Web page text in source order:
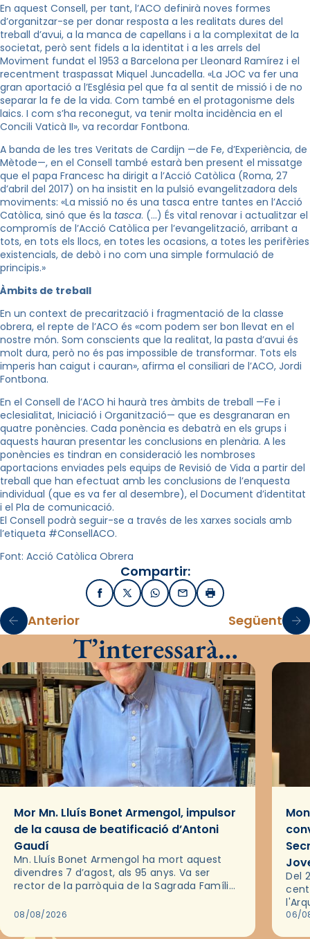
En aquest Consell, per tant, l’ACO definirà noves formes
d’organitzar-se per donar resposta a les realitats dures del
treball d’avui, a la manca de capellans i a la complexitat de la
societat, però sent fidels a la identitat i a les arrels del
Moviment fundat el 1953 a Barcelona per Lleonard Ramírez i el
recentment traspassat Miquel Juncadella. «La JOC va fer una
gran aportació a l’Església pel que fa al sentit de missió i de no
separar la fe de la vida. Com també en el protagonisme dels
laics. I com s’ha reconegut, va tenir molta incidència en el
Concili Vaticà II», va recordar Fontbona.
A banda de les tres Veritats de Cardijn —de Fe, d’Experiència, de
Mètode—, en el Consell també estarà ben present el missatge
que el papa Francesc ha dirigit a l’Acció Catòlica (Roma, 27
d’abril del 2017) on ha insistit en la pulsió evangelitzadora dels
moviments: «La missió no és una tasca entre tantes en l’Acció
Catòlica, sinó que és la tasca. (…) És vital renovar i actualitzar el
compromís de l’Acció Catòlica per l’evangelització, arribant a
tots, en tots els llocs, en totes les ocasions, a totes les perifèries
existencials, de debò i no com una simple formulació de
principis.»
Àmbits de treball
En un context de precarització i fragmentació de la classe
obrera, el repte de l’ACO és «com podem ser bon llevat en el
nostre món. Som conscients que la realitat, la pasta d’avui és
molt dura, però no és pas impossible de transformar. Tots els
imperis han caigut i cauran», afirma el consiliari de l’ACO, Jordi
Fontbona.
En el Consell de l’ACO hi haurà tres àmbits de treball —Fe i
eclesialitat, Iniciació i Organització— que es desgranaran en
quatre ponències. Cada ponència es debatrà en els grups i
aquests hauran presentar les conclusions en plenària. A les
ponències es tindran en consideració les nombroses
aportacions enviades pels equips de Revisió de Vida a partir del
treball que han efectuat amb les conclusions de l’enquesta
individual (que es va fer al desembre), el Document d’identitat
i el Pla de comunicació.
El Consell podrà seguir-se a través de les xarxes socials amb
l’etiqueta #ConsellACO.
Font: Acció Catòlica Obrera
Compartir:
FacebookX / TwitterWhatsApp
EmailImprimir
Anterior Següent
T’interessarà…
Mor Mn. Lluís Bonet Armengol, impulsor
de la causa de beatificació d’Antoni
Gaudí
Mn. Lluís Bonet Armengol ha mort aquest
divendres 7 d’agost, als 95 anys. Va ser
rector de la parròquia de la Sagrada Família
2018,…
08/08/2026
Del
les
06/